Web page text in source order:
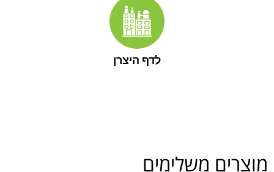
לדף היצרן
מוצרים משלימים